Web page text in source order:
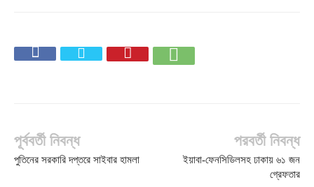
পূর্ববর্তী নিবন্ধ
পুতিনের সরকারি দপ্তরে সাইবার হামলা
পরবর্তী নিবন্ধ
ইয়াবা-ফেনসিডিলসহ ঢাকায় ৬১ জন
গ্রেফতার